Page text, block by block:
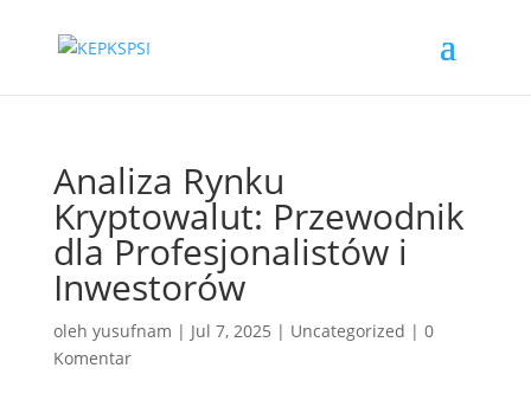
Analiza Rynku
Kryptowalut: Przewodnik
dla Profesjonalistów i
Inwestorów
oleh yusufnam | Jul 7, 2025 | Uncategorized | 0
Komentar